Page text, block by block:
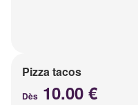
Pizza tacos
Dès 10.00 €